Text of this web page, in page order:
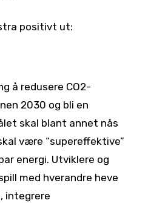
positivt ut:
å redusere CO2-
2030 og bli en
skal blant annet nås
være “supereffektive”
energi. Utviklere og
med hverandre heve
integrere